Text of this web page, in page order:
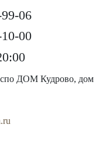
06
00
ДОМ Кудрово, дом